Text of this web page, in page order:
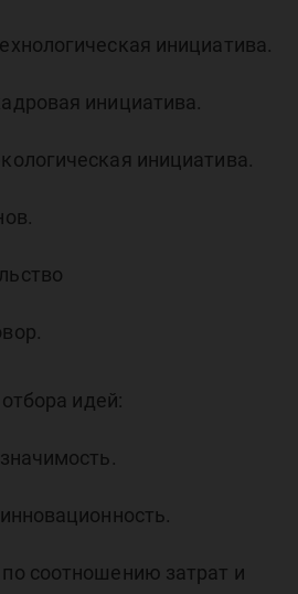
инициатива.
инициатива.
инициатива.
идей:
соотношению затрат и